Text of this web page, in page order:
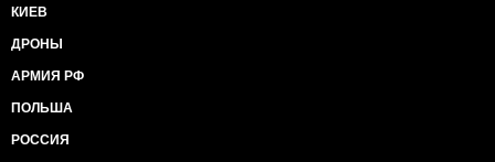
КИЕВ
ДРОНЫ
АРМИЯ РФ
ПОЛЬША
РОССИЯ